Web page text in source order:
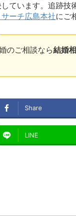
ています。追跡技
ーチ広島本社にご
のご相談なら結婚
Share
LINE